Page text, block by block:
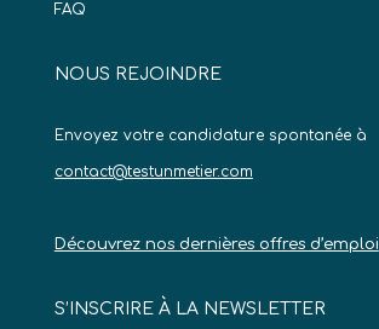
FAQ
NOUS REJOINDRE
Envoyez votre candidature spontanée à
contact@testunmetier.com
Découvrez nos dernières offres d’emploi
S’INSCRIRE À LA NEWSLETTER